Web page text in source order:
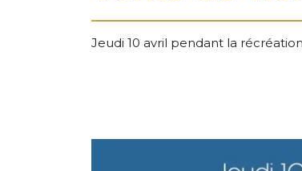
Jeudi 10 avril pendant la